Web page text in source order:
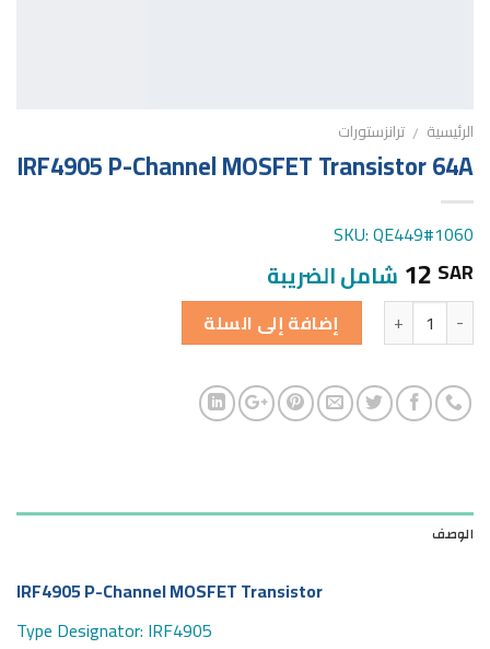
الرئيسية / ترانزستورات
IRF4905 P-Channel MOSFET Transistor 64A
SKU: QE449#1060
12 SAR شامل الضريبة
الكمية إضافة إلى السلة
الوصف
IRF4905 P-Channel MOSFET Transistor
Type Designator: IRF4905